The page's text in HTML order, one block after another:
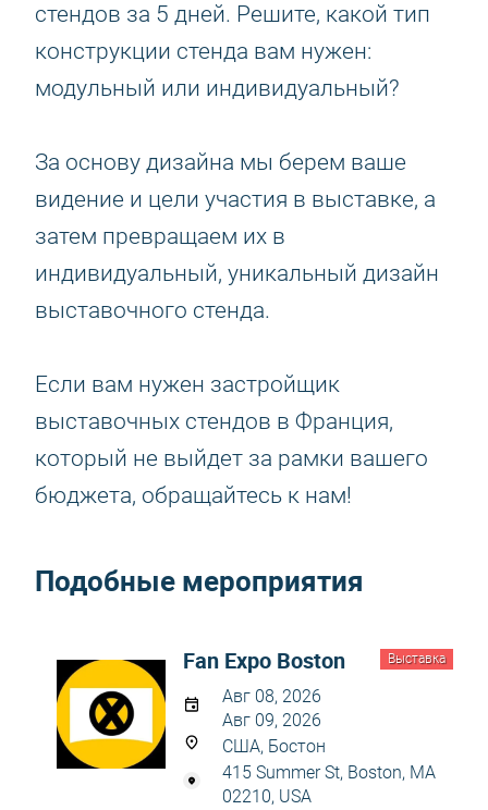
стендов за 5 дней. Решите, какой тип
конструкции стенда вам нужен:
модульный или индивидуальный?
За основу дизайна мы берем ваше
видение и цели участия в выставке, а
затем превращаем их в
индивидуальный, уникальный дизайн
выставочного стенда.
Если вам нужен застройщик
выставочных стендов в Франция,
который не выйдет за рамки вашего
бюджета, обращайтесь к нам!
Подобные мероприятия
Выставка
Fan Expo Boston
Авг 08, 2026
Авг 09, 2026
США, Бостон
415 Summer St, Boston, MA
02210, USA